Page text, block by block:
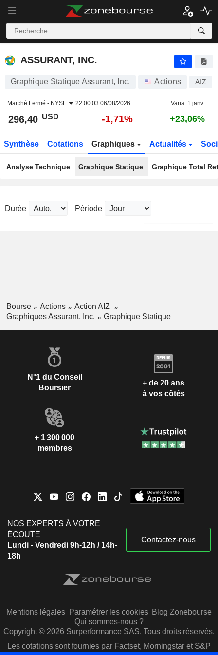
ASSURANT, INC.
ASSURANT, INC.
Graphique Statique Assurant, Inc. Actions AIZ
Marché Fermé - NYSE 22:00:03 06/08/2026 Varia. 1 janv.
296,40 USD -1,71% +23,06%
Synthèse Cotations Graphiques Actualités
Analyse Technique Graphique Statique Graphique Total
Durée Période
Bourse Actions
Action AIZ
Graphiques Assurant, Inc.
Graphique Statique
N°1 du Conseil
Boursier
+ de 20 ans
à vos côtés
+ 1 300 000
membres
NOS EXPERTS À VOTRE
ÉCOUTE
Lundi - Vendredi 9h-12h / 14h-
18h
Contactez-nous
Mentions légales Paramétrer les cookies Blog Zonebourse
Qui sommes-nous ?
Copyright © 2026 Surperformance SAS. Tous droits réservés.
Les cotations sont fournies par Factset, Morningstar et S&P